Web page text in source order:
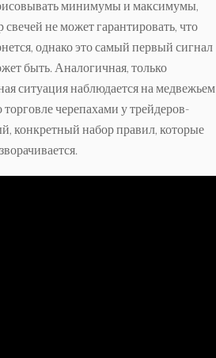
минимумы и максимумы,
не может гарантировать, что
однако это самый первый сигнал
быть. Аналогичная, только
ситуация наблюдается на медвежьем
черепахами у трейдеров-
конкретный набор правил, которые